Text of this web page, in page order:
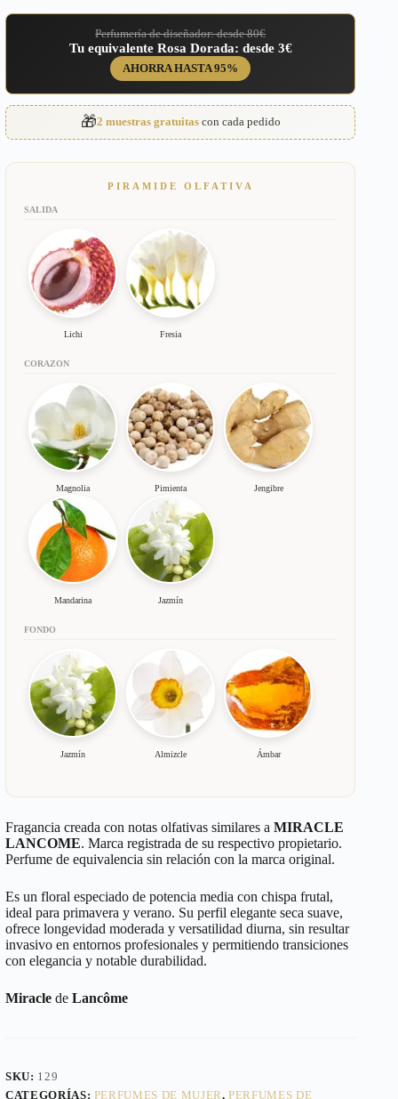
129
Perfumería de diseñador: desde 80€
Tu equivalente Rosa Dorada: desde 3€
AHORRA HASTA 95%
🎁2 muestras gratuitascon cada pedido
PIRAMIDE OLFATIVA
SALIDA
Lichi Fresia
CORAZON
Magnolia Pimienta Jengibre
Mandarina Jazmín
FONDO
Jazmín Almizcle Ámbar
Fragancia creada con notas olfativas similares a MIRACLE
LANCOME. Marca registrada de su respectivo propietario.
Perfume de equivalencia sin relación con la marca original.
Es un floral especiado de potencia media con chispa frutal,
ideal para primavera y verano. Su perfil elegante seca suave,
ofrece longevidad moderada y versatilidad diurna, sin resultar
invasivo en entornos profesionales y permitiendo transiciones
con elegancia y notable durabilidad.
Miracle de Lancôme
SKU: 129
CATEGORÍAS: PERFUMES DE MUJER,PERFUMES DE